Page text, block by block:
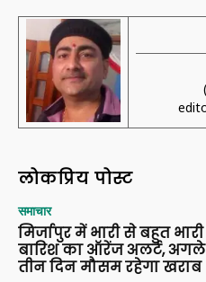
लोकप्रिय पोस्ट
समाचार
मिर्जापुर में भारी से बहुत भारी
बारिश का ऑरेंज अलर्ट, अगले
तीन दिन मौसम रहेगा खराब